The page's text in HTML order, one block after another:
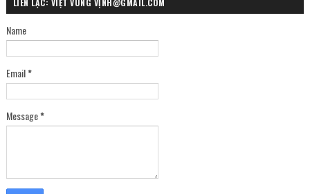
LIÊN LẠC: VIỆT VÙNG VỊNH@GMAIL.COM
Name
Email*
Message*